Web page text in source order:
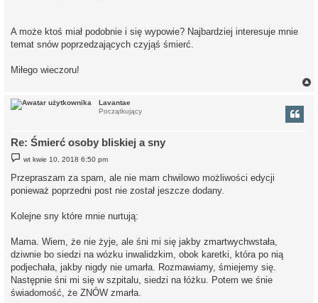
A może ktoś miał podobnie i się wypowie? Najbardziej interesuje mnie
temat snów poprzedzających czyjąś śmierć.
Miłego wieczoru!
Lavantae
Początkujący
Re: Śmierć osoby bliskiej a sny
o
t
wt kwie 10, 2018 6:50 pm
Przepraszam za spam, ale nie mam chwilowo możliwości edycji
ponieważ poprzedni post nie został jeszcze dodany.
Kolejne sny które mnie nurtują:
Mama. Wiem, że nie żyje, ale śni mi się jakby zmartwychwstała,
dziwnie bo siedzi na wózku inwalidzkim, obok karetki, która po nią
podjechała, jakby nigdy nie umarła. Rozmawiamy, śmiejemy się.
Następnie śni mi się w szpitalu, siedzi na łóżku. Potem we śnie
świadomość, że ZNÓW zmarła.